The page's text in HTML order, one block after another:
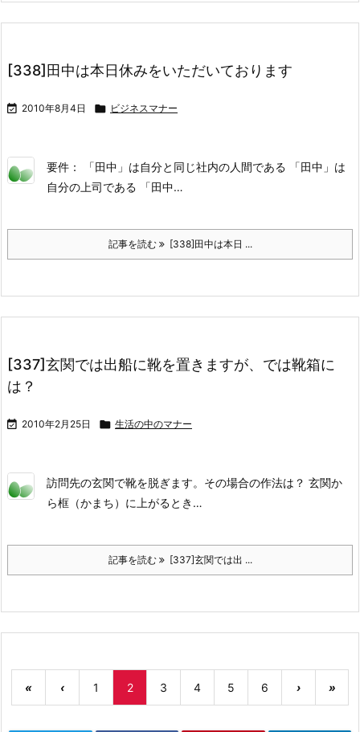
[338]田中は本日休みをいただいております
 2010年8月4日  ビジネスマナー
要件： 「田中」は自分と同じ社内の人間である 「田中」は
自分の上司である 「田中…
記事を読む [338]田中は本日 ...
[337]玄関では出船に靴を置きますが、では靴箱に
は？
 2010年2月25日  生活の中のマナー
訪問先の玄関で靴を脱ぎます。その場合の作法は？ 玄関か
ら框（かまち）に上がるとき…
記事を読む [337]玄関では出 ...
« ‹ 1 2 3 4 5 6 › »